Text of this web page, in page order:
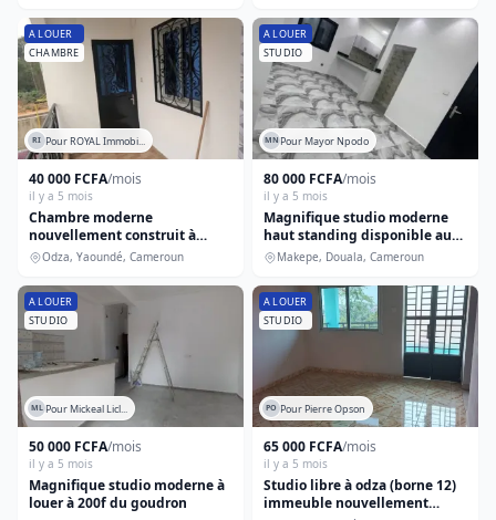
div...
A LOUER
CHAMBRE
RI Pour ROYAL Immobi...
40 000 FCFA/mois
il y a 5 mois
Chambre moderne
nouvellement construit à
louer dans la barrière
Odza, Yaoundé, Cameroun
A LOUER
STUDIO
MN Pour Mayor Npodo
80 000 FCFA/mois
il y a 5 mois
Magnifique studio moderne
haut standing disponible au
1er étage
Makepe, Douala, Cameroun
A LOUER
STUDIO
ML Pour Mickeal Licl...
50 000 FCFA/mois
il y a 5 mois
Magnifique studio moderne à
louer à 200f du goudron
A LOUER
STUDIO
PO Pour Pierre Opson
65 000 FCFA/mois
il y a 5 mois
Studio libre à odza (borne 12)
immeuble nouvellement